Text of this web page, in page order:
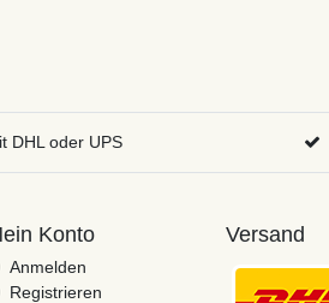
DHL oder UPS
Konto
Anmelden
Registrieren
Versand